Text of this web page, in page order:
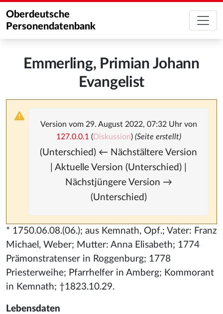
Oberdeutsche
Personendatenbank
Emmerling, Primian Johann
Evangelist
Version vom 29. August 2022, 07:32 Uhr von
127.0.0.1 (Diskussion) (Seite erstellt)
(Unterschied) ← Nächstältere Version
| Aktuelle Version (Unterschied) |
Nächstjüngere Version →
(Unterschied)
* 1750.06.08.(06.); aus Kemnath, Opf.; Vater: Franz
Michael, Weber; Mutter: Anna Elisabeth; 1774
Prämonstratenser in Roggenburg; 1778
Priesterweihe; Pfarrhelfer in Amberg; Kommorant
in Kemnath; †1823.10.29.
Lebensdaten